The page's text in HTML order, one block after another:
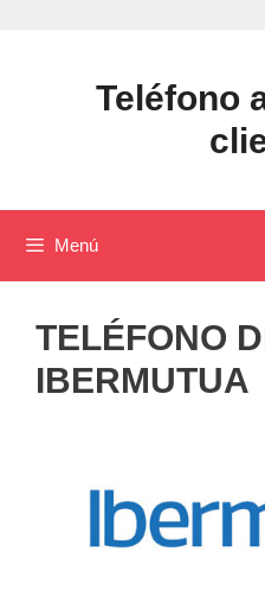
Teléfono
Menú
TELÉFONO
IBERMUTUA